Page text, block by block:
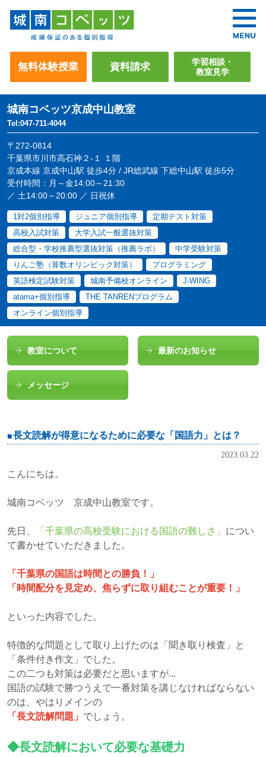
無料体験授業 資料請求
学習相談・
教室見学
城南コベッツ京成中山教室
Tel:047-711-4044
〒272-0814
千葉県市川市高石神２-１ １階
京成本線 京成中山駅 徒歩4分 / JR総武線 下総中山駅 徒歩5分
受付時間：月～金14:00～21:30
／ 土14:00～20:00 ／ 日祝休
1対2個別指導 ジュニア個別指導
定期テスト対策
高校入試対策
大学入試一般選抜対策
総合型・学校推薦型選抜対策（推薦ラボ）
中学受験対策
りんご塾（算数オリンピック対策）
プログラミング
英語検定試験対策
城南予備校オンライン
J-WING
atama+個別指導
THE TANRENプログラム
オンライン個別指導
教室について 最新のお知らせ
メッセージ
長文読解が得意になるために必要な「国語力」とは？
2023.03.22
こんにちは。
城南コベッツ 京成中山教室です。
先日、 「千葉県の高校受験における国語の難しさ」 につい
て書かせていただきました。
「千葉県の国語は時間との勝負！」
「時間配分を見定め、焦らずに取り組むことが重要！」
といった内容でした。
特徴的な問題として取り上げたのは「聞き取り検査」と
「条件付き作文」でした。
この二つも対策は必要だと思いますが...
国語の試験で勝つうえで一番対策を講じなければならない
のは、やはりメインの
「長文読解問題」 でしょう。
◆長文読解において必要な基礎力